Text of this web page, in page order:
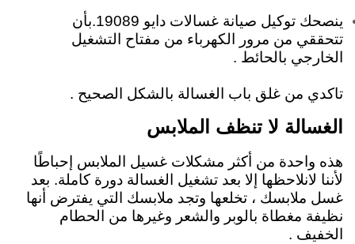
ينصحك توكيل صيانة غسالات دايو 19089.بأن
تتحققي من مرور الكهرباء من مفتاح التشغيل
الخارجي بالحائط .
تاكدي من غلق باب الغسالة بالشكل الصحيح .
الغسالة لا تنظف الملابس
هذه واحدة من أكثر مشكلات غسيل الملابس إحباطًا
لأننا لانلاحظها إلا بعد تشغيل الغسالة دورة كاملة. بعد
غسل ملابسك ، تخلعها وتجد ملابسك التي يفترض أنها
نظيفة مغطاة بالوبر والشعر وغيرها من الحطام
الخفيف .